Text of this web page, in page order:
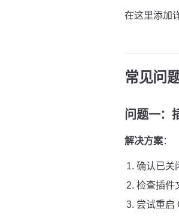
在这里添加
常见问
问题一：
解决方案：
确认已关
检查插件
尝试重启